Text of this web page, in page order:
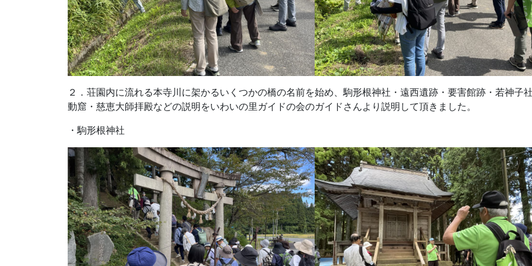
２．荘園内に流れる本寺川に架かるいくつかの橋の名前を始め、駒形根神社・遠西遺跡・要害館跡・若神子
動窟・慈恵大師拝殿などの説明をいわいの里ガイドの会のガイドさんより説明して頂きました。
・駒形根神社